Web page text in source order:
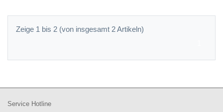
Zeige 1 bis 2 (von insgesamt 2 Artikeln)
Service Hotline